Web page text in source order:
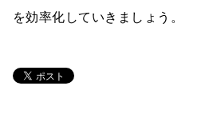
を効率化していきましょう。